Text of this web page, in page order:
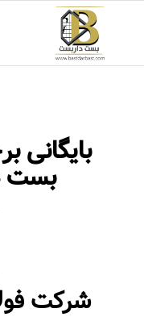
بست
شرکت